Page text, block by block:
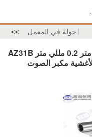
جولة في المعمل >>
0.04 مللي متر 0.08 مللي متر 0.1 مللي متر 0.2 مللي متر AZ31B